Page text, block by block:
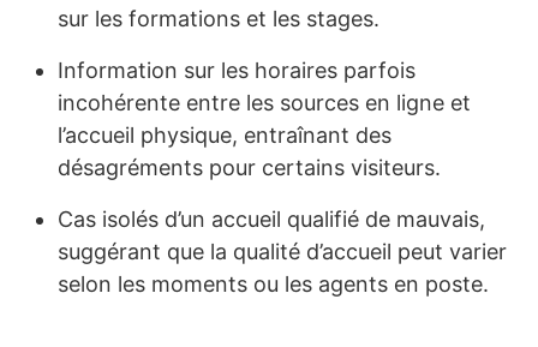
sur les formations et les stages.
Information sur les horaires parfois
incohérente entre les sources en ligne et
l’accueil physique, entraînant des
désagréments pour certains visiteurs.
Cas isolés d’un accueil qualifié de mauvais,
suggérant que la qualité d’accueil peut varier
selon les moments ou les agents en poste.